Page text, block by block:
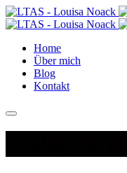
Home
Über mich
Blog
Kontakt